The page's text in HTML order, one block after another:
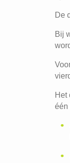
De
Bij
Het
één